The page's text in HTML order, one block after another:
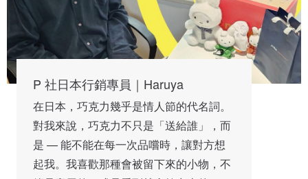
P 社日本行銷專員｜Haruya
在日本，巧克力幾乎是情人節的代名詞。
對我來說，巧克力不只是「送給誰」，而
是 — 能不能在每一次品嚐時，讓對方想
起我。我喜歡那種會被留下來的小物，不